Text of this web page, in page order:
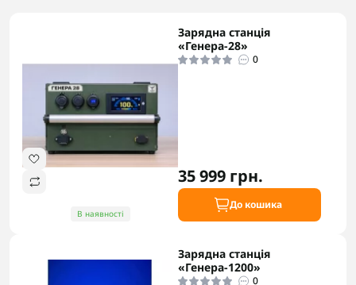
В наявності
Зарядна станція
«Генера-28»
0
35 999 грн.
До кошика
Зарядна станція
«Генера-1200»
0